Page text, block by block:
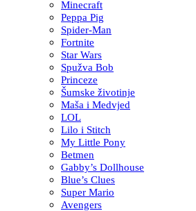
Minecraft
Peppa Pig
Spider-Man
Fortnite
Star Wars
Spužva Bob
Princeze
Šumske životinje
Maša i Medvjed
LOL
Lilo i Stitch
My Little Pony
Betmen
Gabby’s Dollhouse
Blue’s Clues
Super Mario
Avengers